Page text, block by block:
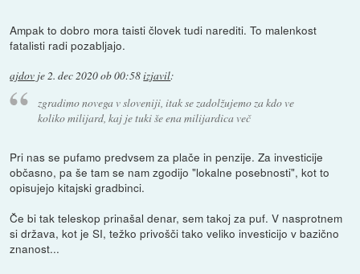
Ampak to dobro mora taisti človek tudi narediti. To malenkost
fatalisti radi pozabljajo.
ajdov je2. dec 2020 ob 00:58izjavil:
zgradimo novega v sloveniji, itak se zadolžujemo za kdo ve
koliko milijard, kaj je tuki še ena milijardica več
Pri nas se pufamo predvsem za plače in penzije. Za investicije
občasno, pa še tam se nam zgodijo "lokalne posebnosti", kot to
opisujejo kitajski gradbinci.
Če bi tak teleskop prinašal denar, sem takoj za puf. V nasprotnem
si država, kot je SI, težko privošči tako veliko investicijo v bazično
znanost...